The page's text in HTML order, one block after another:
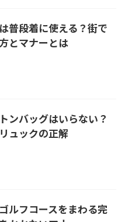
普段着に使える？街で
とマナーとは
ンバッグはいらない？
ュックの正解
ルフコースをまわる完